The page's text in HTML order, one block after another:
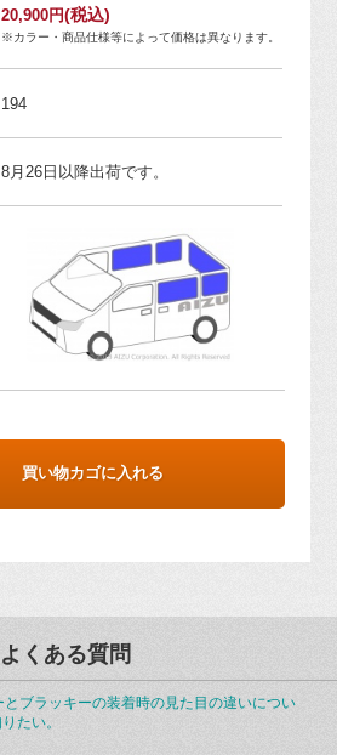
20,900円(税込)
※カラー・商品仕様等によって価格は異なります。
194
8月26日以降出荷です。
買い物カゴに入れる
よくある質問
とブラッキーの装着時の見た目の違いについ
たい。